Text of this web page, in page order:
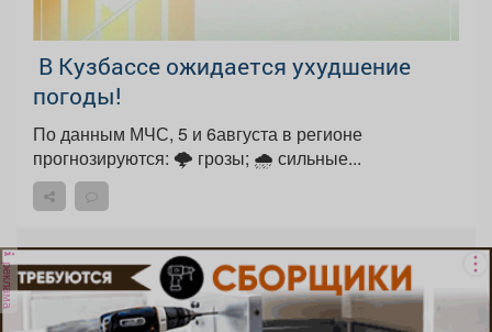
️ В Кузбассе ожидается ухудшение
погоды!
По данным МЧС, 5 и 6августа в регионе
прогнозируются: 🌩 грозы; 🌧 сильные...
реклама